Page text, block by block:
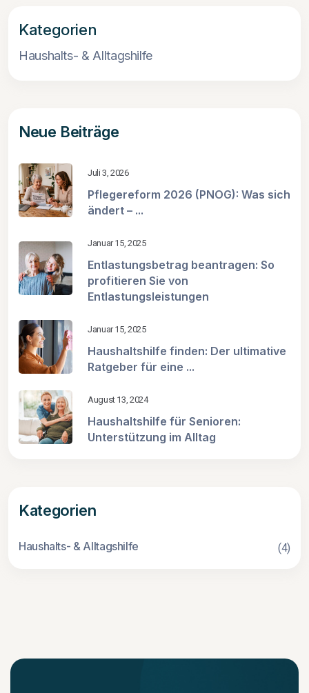
Kategorien
Haushalts- & Alltagshilfe
Neue Beiträge
Juli 3, 2026
Pflegereform 2026 (PNOG): Was sich
ändert – ...
Januar 15, 2025
Entlastungsbetrag beantragen: So
profitieren Sie von
Entlastungsleistungen
Januar 15, 2025
Haushaltshilfe finden: Der ultimative
Ratgeber für eine ...
August 13, 2024
Haushaltshilfe für Senioren:
Unterstützung im Alltag
Kategorien
Haushalts- & Alltagshilfe (4)